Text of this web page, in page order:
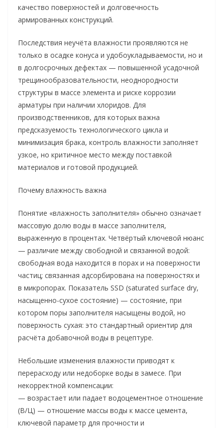
качество поверхностей и долговечность
армированных конструкций.
Последствия неучёта влажности проявляются не
только в осадке конуса и удобоукладываемости, но и
в долгосрочных дефектах — повышенной усадочной
трещинообразовательности, неоднородности
структуры в массе элемента и риске коррозии
арматуры при наличии хлоридов. Для
производственников, для которых важна
предсказуемость технологического цикла и
минимизация брака, контроль влажности заполняет
узкое, но критичное место между поставкой
материалов и готовой продукцией.
Почему влажность важна
Понятие «влажность заполнителя» обычно означает
массовую долю воды в массе заполнителя,
выраженную в процентах. Четвёртый ключевой нюанс
— различие между свободной и связанной водой:
свободная вода находится в порах и на поверхности
частиц; связанная адсорбирована на поверхностях и
в микропорах. Показатель SSD (saturated surface dry,
насыщенно-сухое состояние) — состояние, при
котором поры заполнителя насыщены водой, но
поверхность сухая: это стандартный ориентир для
расчёта добавочной воды в рецептуре.
Небольшие изменения влажности приводят к
перерасходу или недоборке воды в замесе. При
некорректной компенсации:
— возрастает или падает водоцементное отношение
(В/Ц) — отношение массы воды к массе цемента,
ключевой параметр для прочности и